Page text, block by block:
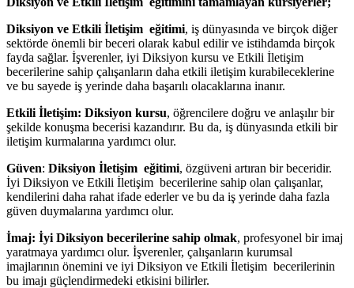
Diksiyon ve Etkili İletişim eğitimi, iş dünyasında ve birçok diğer
sektörde önemli bir beceri olarak kabul edilir ve istihdamda birçok
fayda sağlar. İşverenler, iyi Diksiyon kursu ve Etkili İletişim
becerilerine sahip çalışanların daha etkili iletişim kurabileceklerine
ve bu sayede iş yerinde daha başarılı olacaklarına inanır.
Etkili İletişim: Diksiyon kursu, öğrencilere doğru ve anlaşılır bir
şekilde konuşma becerisi kazandırır. Bu da, iş dünyasında etkili bir
iletişim kurmalarına yardımcı olur.
Güven: Diksiyon İletişim eğitimi, özgüveni artıran bir beceridir.
İyi Diksiyon ve Etkili İletişim becerilerine sahip olan çalışanlar,
kendilerini daha rahat ifade ederler ve bu da iş yerinde daha fazla
güven duymalarına yardımcı olur.
İmaj: İyi Diksiyon becerilerine sahip olmak, profesyonel bir imaj
yaratmaya yardımcı olur. İşverenler, çalışanların kurumsal
imajlarının önemini ve iyi Diksiyon ve Etkili İletişim becerilerinin
bu imajı güçlendirmedeki etkisini bilirler.